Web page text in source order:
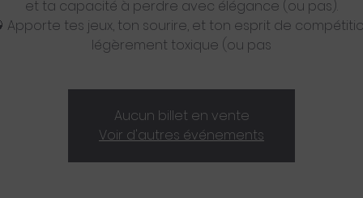
et ta capacité à perdre avec élégance (ou pas).
Apporte tes jeux, ton sourire, et ton esprit de
légèrement toxique (ou pas
Aucun billet en vente
Voir d'autres événements